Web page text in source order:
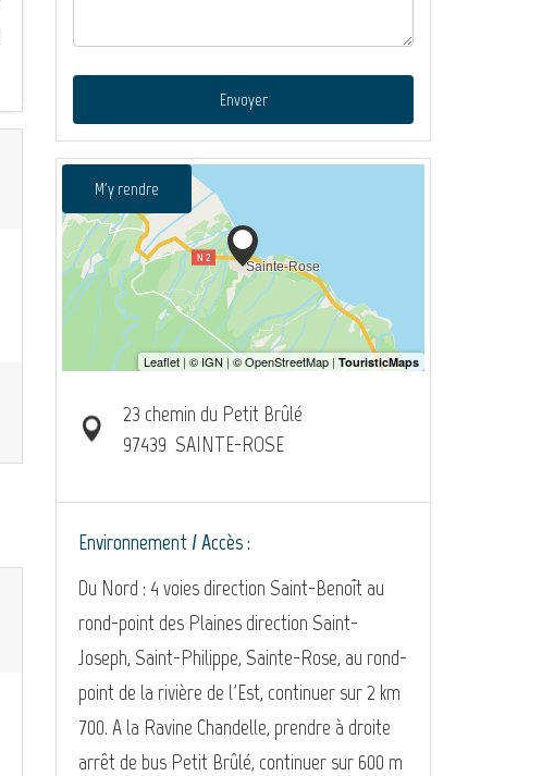
Envoyer
M'y rendre
23 chemin du Petit Brûlé
97439 SAINTE-ROSE
Environnement / Accès :
Du Nord : 4 voies direction Saint-Benoît au
rond-point des Plaines direction Saint-
Joseph, Saint-Philippe, Sainte-Rose, au rond-
point de la rivière de l'Est, continuer sur 2 km
700. A la Ravine Chandelle, prendre à droite
arrêt de bus Petit Brûlé, continuer sur 600 m